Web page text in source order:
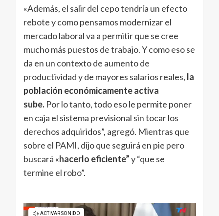
«Además, el salir del cepo tendría un efecto
rebote y como pensamos modernizar el
mercado laboral va a permitir que se cree
mucho más puestos de trabajo. Y como eso se
da en un contexto de aumento de
productividad y de mayores salarios reales, la
población económicamente activa
sube.Por lo tanto, todo eso le permite poner
en caja el sistema previsional sin tocar los
derechos adquiridos”, agregó. Mientras que
sobre el PAMI, dijo que seguirá en pie pero
buscará «hacerlo eficiente”y “que se
termine el robo”.